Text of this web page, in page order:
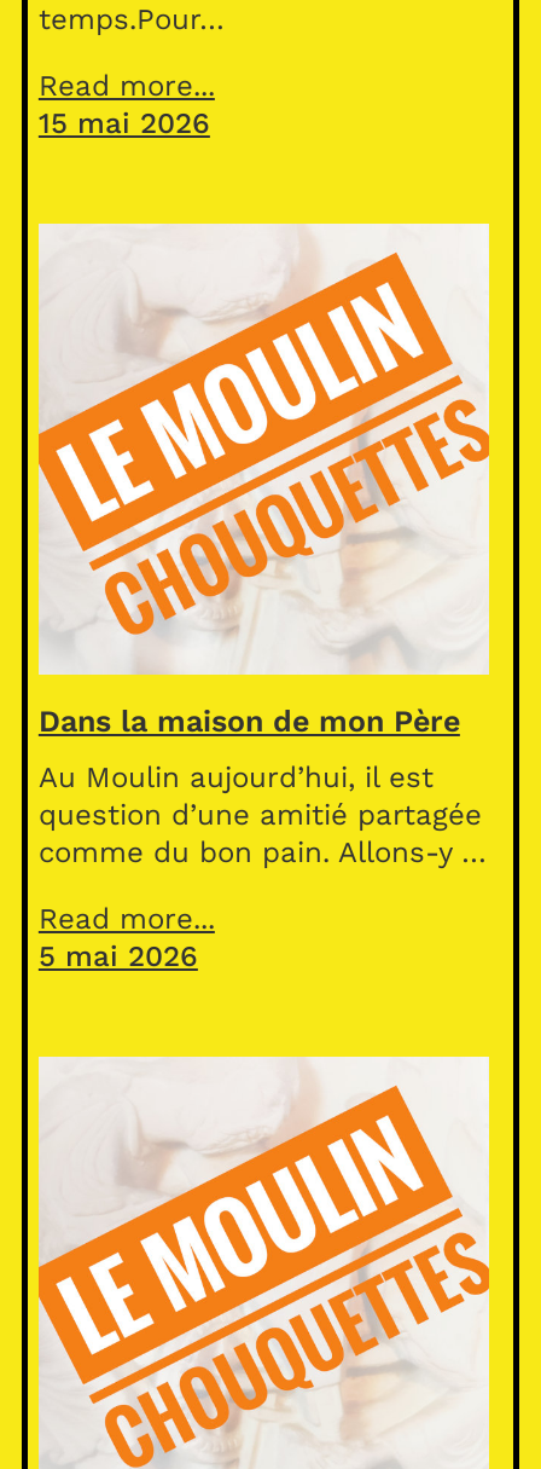
temps.Pour…
Read more...
15 mai 2026
Dans la maison de mon Père
Au Moulin aujourd’hui, il est
question d’une amitié partagée
comme du bon pain. Allons-y …
Read more...
5 mai 2026